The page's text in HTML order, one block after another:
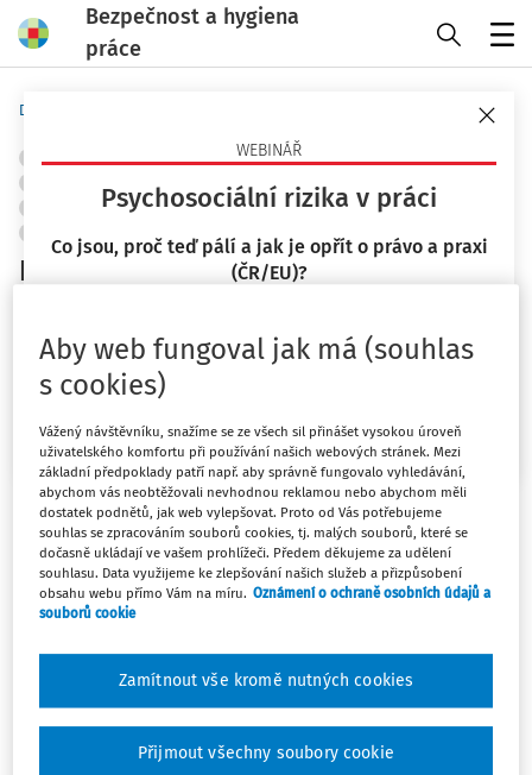
Bezpečnost a hygiena
práce
WEBINÁŘ
Psychosociální rizika v práci
Co jsou, proč teď pálí a jak je opřít o právo a praxi
(ČR/EU)?
Mgr. Lucie Kyselová
Domů
CHEMICKÉ LÁTKY
OBJEKTY A PRACOVIŠTĚ
POŽÁRNÍ OCHRANA A PROTIVÝBUCHOVÁ PREVENCE
ZNAČKY A ZNAČENÍ
SKLADOVÁNÍ
OCHRANA ZDRAVÍ
Přestupky
Vydáno
19. 10. 2022
Související dokumenty (1)
Máte předplatné? Přihlaste se
Tento dokument je jen pro
předplatitele
Zaregistrujte se a získejte přístup k
Díky registraci získáte přístup k:
Aby web fungoval jak má (souhlas
s cookies)
Vážený návštěvníku, snažíme se ze všech sil přinášet vysokou úroveň
uživatelského komfortu při používání našich webových stránek. Mezi
základní předpoklady patří např. aby správně fungovalo vyhledávání,
abychom vás neobtěžovali nevhodnou reklamou nebo abychom měli
dostatek podnětů, jak web vylepšovat. Proto od Vás potřebujeme
souhlas se zpracováním souborů cookies, tj. malých souborů, které se
dočasně ukládají ve vašem prohlížeči. Předem děkujeme za udělení
souhlasu. Data využijeme ke zlepšování našich služeb a přizpůsobení
obsahu webu přímo Vám na míru. Oznámení o ochraně osobních údajů a
souborů cookie
Zamítnout vše kromě nutných cookies
Přijmout všechny soubory cookie